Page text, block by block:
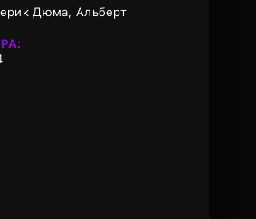
Дюма, Альберт